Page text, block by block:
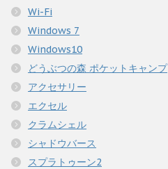
Wi-Fi
Windows 7
Windows10
どうぶつの森 ポケットキャンプ
アクセサリー
エクセル
クラムシェル
シャドウバース
スプラトゥーン2